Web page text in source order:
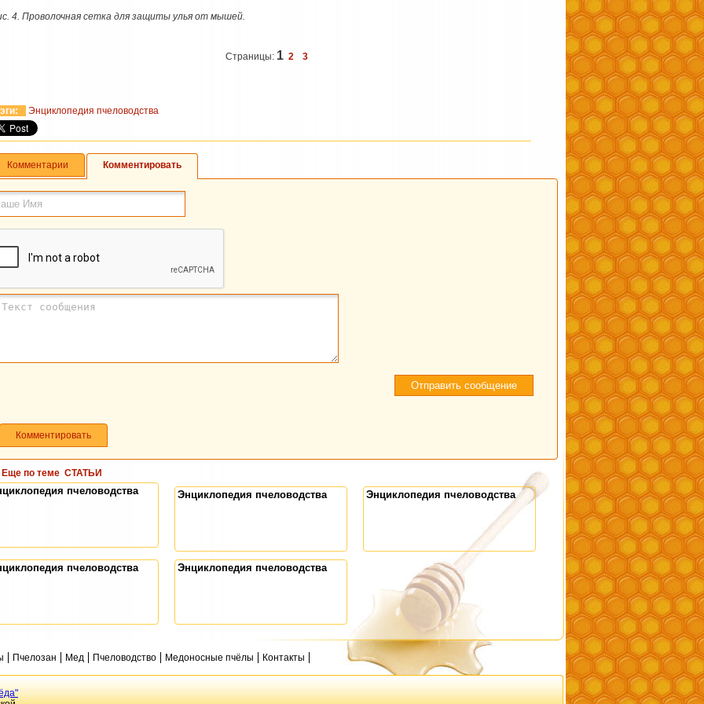
4. Проволочная сетка для защиты улья от мышей.
Страницы: 1 2 3
Энциклопедия пчеловодства
Комментарии Комментировать
Комментировать
Еще по теме СТАТЬИ
пчеловодства Энциклопедия пчеловодства Энциклопедия пчеловодства
пчеловодства Энциклопедия пчеловодства
Пчелозан Мед Пчеловодство Медоносные пчёлы Контакты